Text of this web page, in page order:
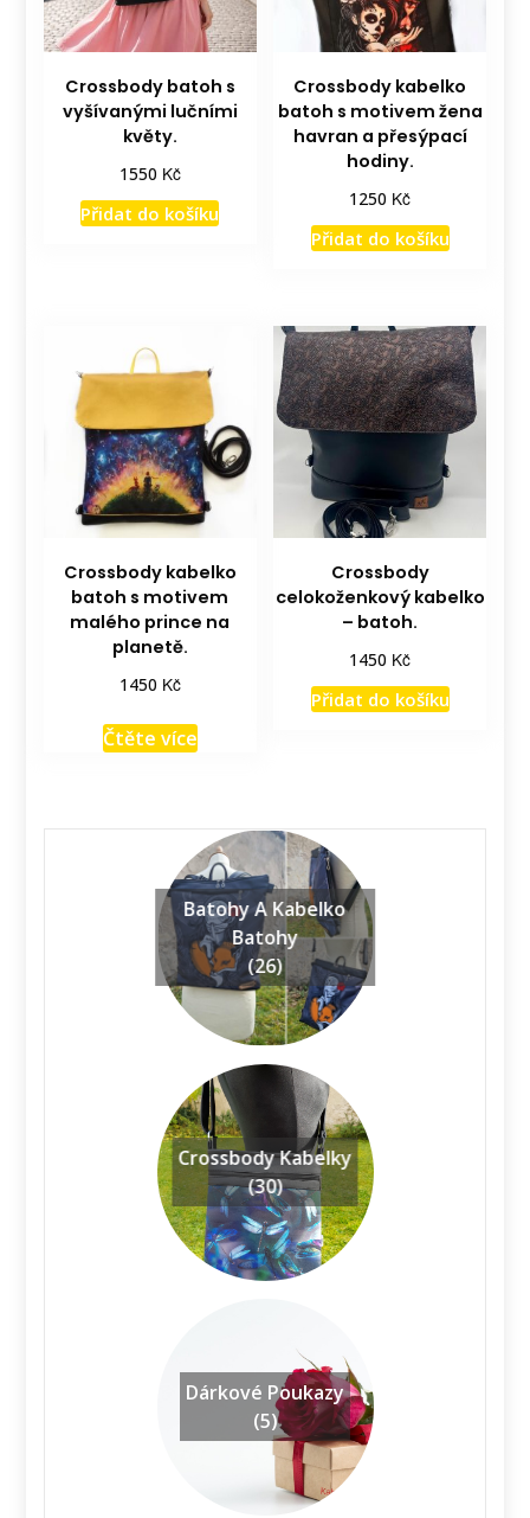
Crossbody batoh s
vyšívanými lučními
květy.
1550 Kč
Přidat do košíku
Crossbody kabelko
batoh s motivem žena
havran a přesýpací
hodiny.
1250 Kč
Přidat do košíku
Crossbody kabelko
batoh s motivem
malého prince na
planetě.
1450 Kč
Čtěte více
Crossbody
celokoženkový kabelko
– batoh.
1450 Kč
Přidat do košíku
Batohy A Kabelko
Batohy
(26)
Crossbody Kabelky
(30)
Dárkové Poukazy
(5)